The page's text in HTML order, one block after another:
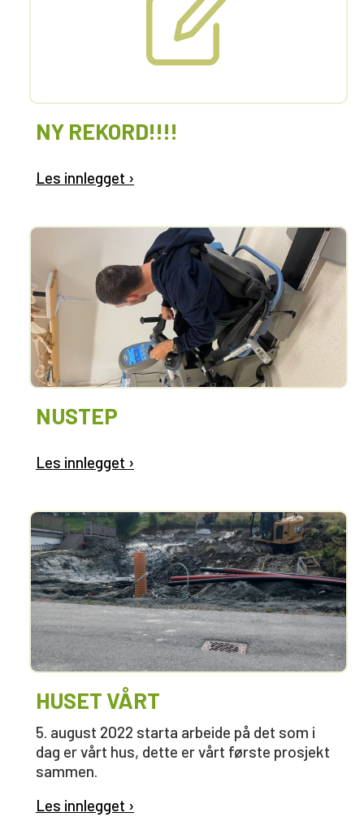
NY REKORD!!!!
Les innlegget ›
NUSTEP
Les innlegget ›
HUSET VÅRT
5. august 2022 starta arbeide på det som i
dag er vårt hus, dette er vårt første prosjekt
sammen.
Les innlegget ›